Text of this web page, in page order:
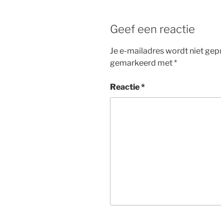
Geef een reactie
Je e-mailadres wordt niet
gemarkeerd met*
Reactie*